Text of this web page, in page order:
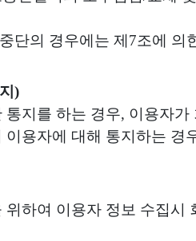
단의 경우에는 제7조에 의
)
통지를 하는 경우, 이용자
이용자에 대해 통지하는
위하여 이용자 정보 수집